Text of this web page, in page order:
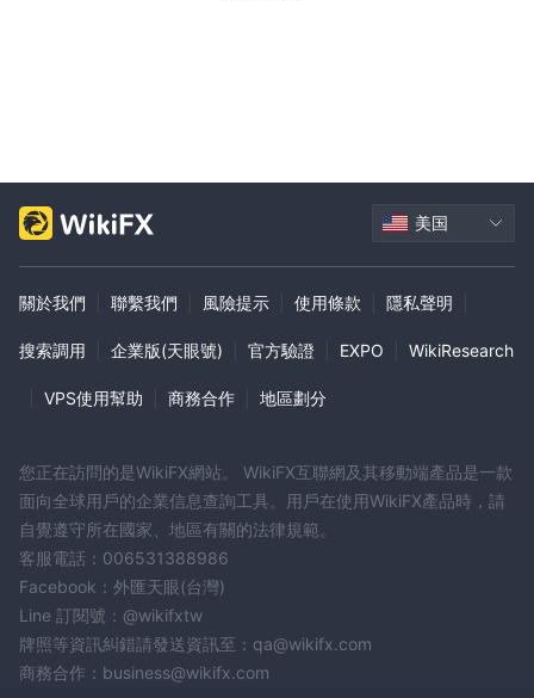
美国
關於我們 聯繫我們 風險提示 使用條款 隱私聲明
搜索調用 企業版(天眼號) 官方驗證 EXPO WikiResearch
VPS使用幫助 商務合作 地區劃分
您正在訪問的是WikiFX網站。 WikiFX互聯網及其移動端產品是一款
面向全球用戶的企業信息查詢工具。用戶在使用WikiFX產品時，請
自覺遵守所在國家、地區有關的法律規範。
客服電話：006531388986
Facebook：外匯天眼(台灣)
Line 訂閱號：@wikifxtw
牌照等資訊糾錯請發送資訊至：qa@wikifx.com
商務合作：business@wikifx.com